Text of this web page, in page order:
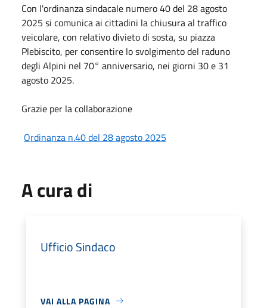
Con l'ordinanza sindacale numero 40 del 28 agosto
2025 si comunica ai cittadini la chiusura al traffico
veicolare, con relativo divieto di sosta, su piazza
Plebiscito, per consentire lo svolgimento del raduno
degli Alpini nel 70° anniversario, nei giorni 30 e 31
agosto 2025.
Grazie per la collaborazione
Ordinanza n.40 del 28 agosto 2025
A cura di
Ufficio Sindaco
VAI ALLA PAGINA